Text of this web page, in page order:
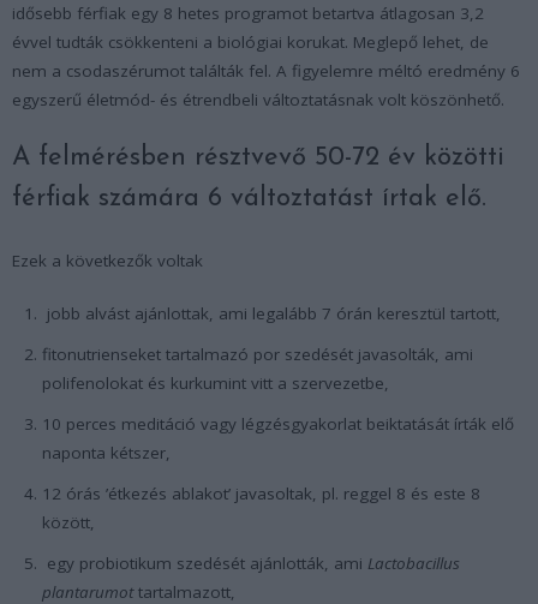
idősebb férfiak egy 8 hetes programot betartva átlagosan 3,2
évvel tudták csökkenteni a biológiai korukat. Meglepő lehet, de
nem a csodaszérumot találták fel. A figyelemre méltó eredmény 6
egyszerű életmód- és étrendbeli változtatásnak volt köszönhető.
A felmérésben résztvevő 50-72 év közötti
férfiak számára 6 változtatást írtak elő.
Ezek a következők voltak
jobb alvást ajánlottak, ami legalább 7 órán keresztül tartott,
fitonutrienseket tartalmazó por szedését javasolták, ami
polifenolokat és kurkumint vitt a szervezetbe,
10 perces meditáció vagy légzésgyakorlat beiktatását írták elő
naponta kétszer,
12 órás ’étkezés ablakot’ javasoltak, pl. reggel 8 és este 8
között,
egy probiotikum szedését ajánlották, ami Lactobacillus
plantarumottartalmazott,